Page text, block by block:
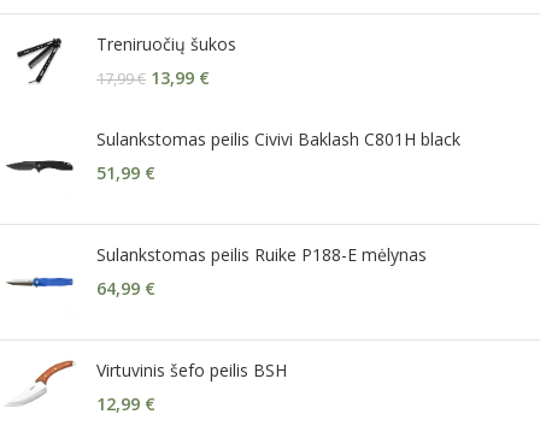
Treniruočių šukos
17,99€ 13,99 €
Sulankstomas peilis Civivi Baklash C801H black
51,99 €
Sulankstomas peilis Ruike P188-E mėlynas
64,99 €
Virtuvinis šefo peilis BSH
12,99 €